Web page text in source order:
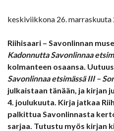
keskiviikkona 26. marraskuuta
Riihisaari – Savonlinnan
Kadonnutta Savonlinnaa
kolmanteen osaansa.
Savonlinnaa etsimässä III –
julkaistaan tänään, ja kirjan
4. joulukuuta. Kirja jatkaa
palkittua Savonlinnasta
sarjaa. Tutustu myös kirjan